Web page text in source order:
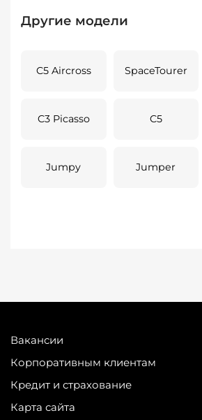
Другие модели
C5 Aircross SpaceTourer
C3 Picasso C5
Jumpy Jumper
Вакансии
Корпоративным клиентам
Кредит и страхование
Карта сайта